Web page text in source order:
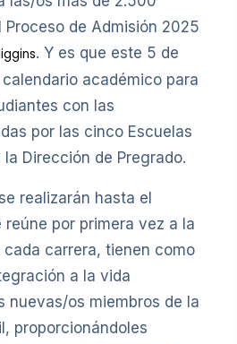
de Admisión 2025
. Y es que este 5 de
académico para
con las
por las cinco Escuelas
Dirección de Pregrado.
realizarán hasta el
por primera vez a la
carrera, tienen como
a la vida
nuevas/os miembros de la
proporcionándoles